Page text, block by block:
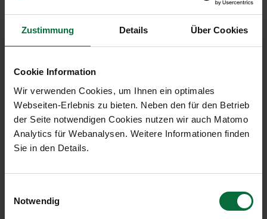
Zustimmung Details Über Cookies
Cookie Information
Wir verwenden Cookies, um Ihnen ein optimales
Webseiten-Erlebnis zu bieten. Neben den für den Betrieb
der Seite notwendigen Cookies nutzen wir auch Matomo
Analytics für Webanalysen. Weitere Informationen finden
Sie in den Details.
Notwendig
Flughafen Wien (VIE)
01-
Passagiere
an+ab+transit
3.161.400 +15,8
Lokalpassagiere an+ab 2.356.272 +19,0
Transferpassagiere
153.052
159.332